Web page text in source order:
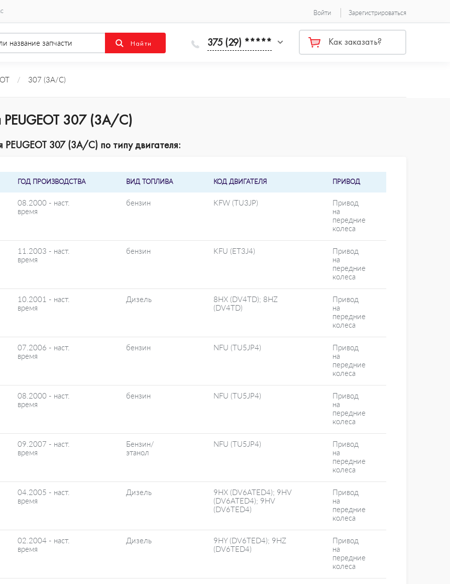
Войти Зарегистрироваться
375 (29) ***** Как заказать?
/ 307 (3A/C)
307 (3A/C)
307 (3A/C) по типу двигателя:
ГОД ПРОИЗВОДСТВА ВИД ТОПЛИВА КОД ДВИГАТЕЛЯ ПРИВОД
08.2000 - наст.
время
бензин KFW (TU3JP)
Привод
на
передние
колеса
11.2003 - наст.
время
бензин KFU (ET3J4)
Привод
на
передние
колеса
10.2001 - наст.
время
Дизель
8HX (DV4TD); 8HZ
(DV4TD)
Привод
на
передние
колеса
07.2006 - наст.
время
бензин NFU (TU5JP4)
Привод
на
передние
колеса
08.2000 - наст.
время
бензин NFU (TU5JP4)
Привод
на
передние
колеса
09.2007 - наст.
время
Бензин/
этанол
NFU (TU5JP4)
Привод
на
передние
колеса
04.2005 - наст.
время
Дизель
9HX (DV6ATED4); 9HV
(DV6ATED4); 9HV
(DV6TED4)
Привод
на
передние
колеса
02.2004 - наст.
время
Дизель
9HY (DV6TED4); 9HZ
(DV6TED4)
Привод
на
передние
колеса